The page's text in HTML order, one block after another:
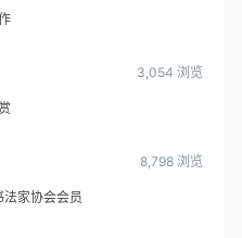
3,054 浏览
8,798 浏览
家协会会员